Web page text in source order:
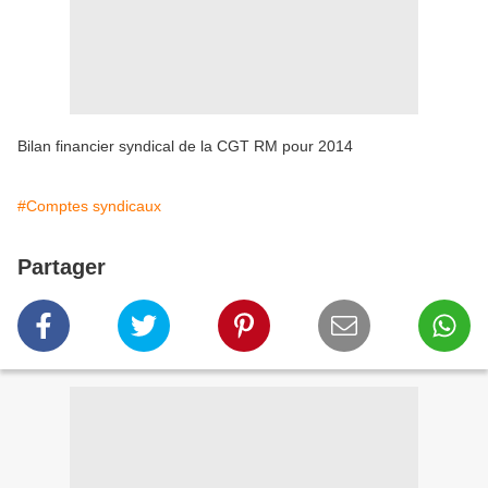
Bilan financier syndical de la CGT RM pour 2014
#Comptes syndicaux
Partager